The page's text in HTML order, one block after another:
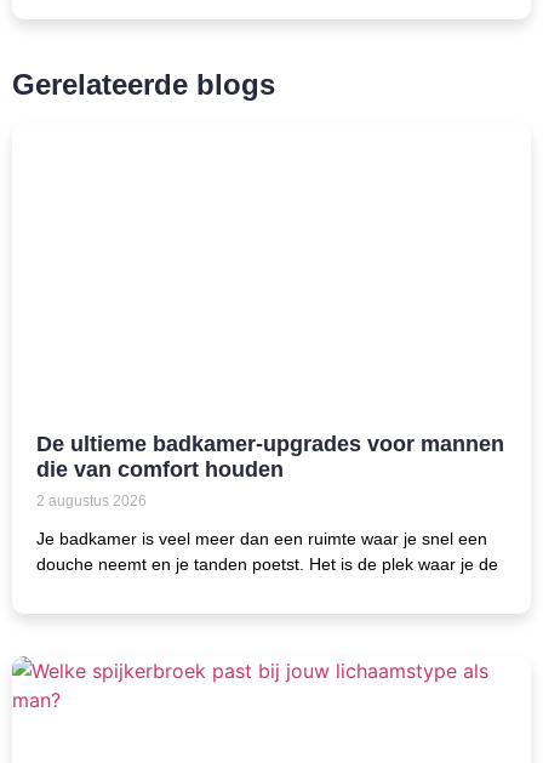
Gerelateerde blogs
De ultieme badkamer-upgrades voor mannen
die van comfort houden
2 augustus 2026
Je badkamer is veel meer dan een ruimte waar je snel een
douche neemt en je tanden poetst. Het is de plek waar je de